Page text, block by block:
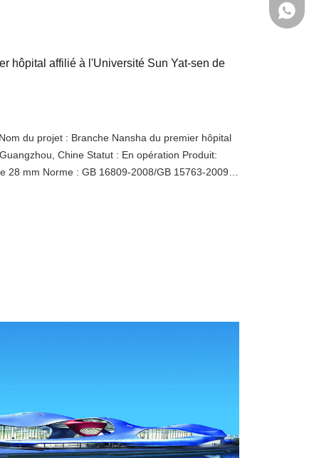
hôpital affilié à l'Université Sun Yat-sen de
du projet : Branche Nansha du premier hôpital
Chine Statut : En opération Produit:
28 mm Norme : GB 16809-2008/GB 15763-2009
et de haute précision, comparables aux
+86-